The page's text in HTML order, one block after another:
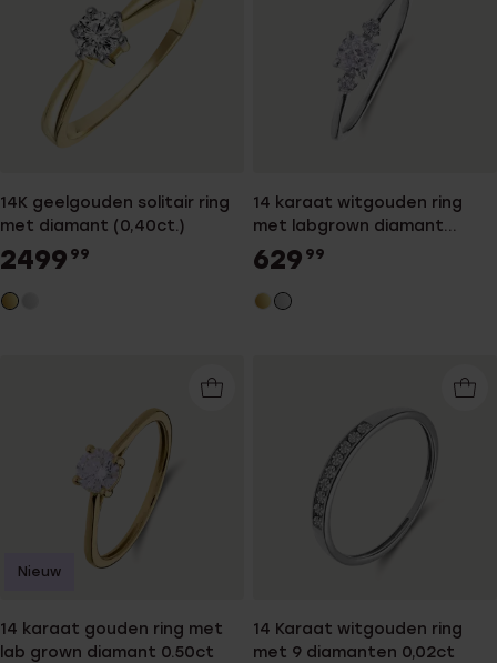
14K geelgouden solitair ring
met diamant (0,40ct.)
2499 99
14 karaat witgouden ring
met labgrown diamant
0,415ct voor dames
629 99
14 karaat gouden ring met
lab grown diamant 0.50ct
Nieuw
14 Karaat witgouden ring
met 9 diamanten 0,02ct